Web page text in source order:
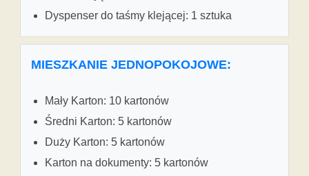
Dyspenser do taśmy klejącej: 1 sztuka
MIESZKANIE JEDNOPOKOJOWE:
Mały Karton: 10 kartonów
Średni Karton: 5 kartonów
Duży Karton: 5 kartonów
Karton na dokumenty: 5 kartonów